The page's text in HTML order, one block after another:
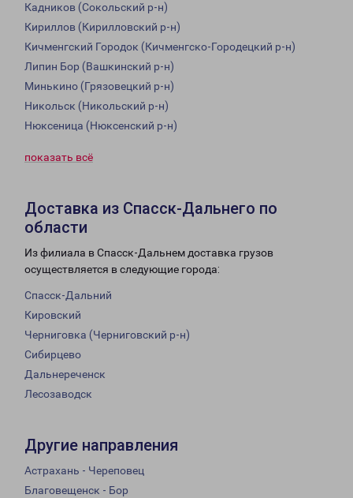
Кадников (Сокольский р-н)
Кириллов (Кирилловский р-н)
Кичменгский Городок (Кичменгско-Городецкий р-н)
Липин Бор (Вашкинский р-н)
Минькино (Грязовецкий р-н)
Никольск (Никольский р-н)
Нюксеница (Нюксенский р-н)
показать всё
Доставка из Спасск-Дальнего по
области
Из филиала в Спасск-Дальнем доставка грузов
осуществляется в следующие города:
Спасск-Дальний
Кировский
Черниговка (Черниговский р-н)
Сибирцево
Дальнереченск
Лесозаводск
Другие направления
Астрахань - Череповец
Благовещенск - Бор